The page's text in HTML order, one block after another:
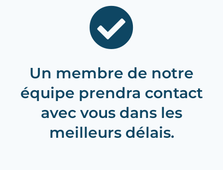
Un membre de notre
équipe prendra contact
avec vous dans les
meilleurs délais.